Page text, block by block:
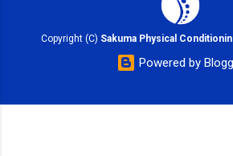
Copyright (C) Sakuma Physical
Powered by